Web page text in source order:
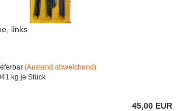
links
(Ausland abweichend)
kg je Stück
45,00 EUR